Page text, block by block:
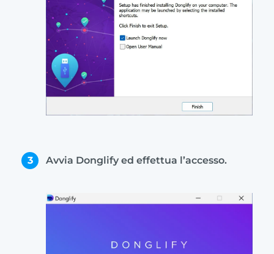
3 Avvia Donglify ed effettua l’accesso.